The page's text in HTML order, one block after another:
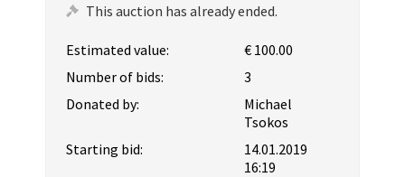
This auction has already ended.
Estimated value:
€ 100.00
Number of bids:
3
Donated by:
Michael
Tsokos
Starting bid:
14.01.2019
16:19